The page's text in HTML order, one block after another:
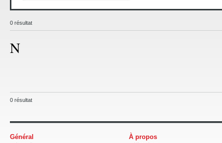
0 résultat
N
0 résultat
Général À propos